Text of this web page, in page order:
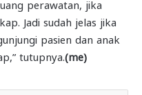
perawatan, jika
Jadi sudah jelas jika
pasien dan anak
tutupnya. (me)